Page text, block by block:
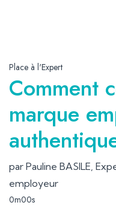
Place à l'Expert
Comment
marque
par Pauline BASILE,
employeur
0m00s